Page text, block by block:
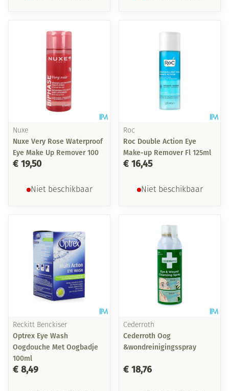
Nuxe
Nuxe Very Rose Waterproof
Eye Make Up Remover 100
€ 19,50
Niet beschikbaar
Roc
Roc Double Action Eye
Make-up Remover Fl 125ml
€ 16,45
Niet beschikbaar
Reckitt Benckiser
Optrex Eye Wash
Oogdouche Met Oogbadje
100ml
€ 8,49
Cederroth
Cederroth Oog
&wondreinigingsspray
€ 18,76